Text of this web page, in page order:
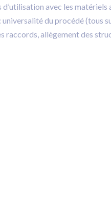
avec les matériels
universalité du procédé (tous
raccords, allègement des